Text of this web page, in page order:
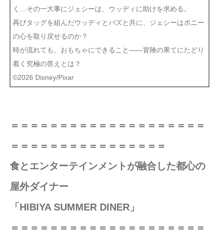
く…その一大事にジェシーは、ウッディに助けを求める。
再びタッグを組んだウッディとバズと共に、ジェシーはボニー
の心を取り戻せるのか？
時が流れても、おもちゃにできること――冒険の果てにたどり
着く究極の答えとは？
©︎2026 Disney/Pixar
＝＝＝＝＝＝＝＝＝＝＝＝＝＝＝＝＝＝＝＝
＝＝＝＝＝＝＝＝＝＝＝＝＝＝＝＝
食とエンターテインメントが融合した都心の
屋外ダイナー
「HIBIYA SUMMER DINER」
＝＝＝＝＝＝＝＝＝＝＝＝＝＝＝＝＝＝＝＝